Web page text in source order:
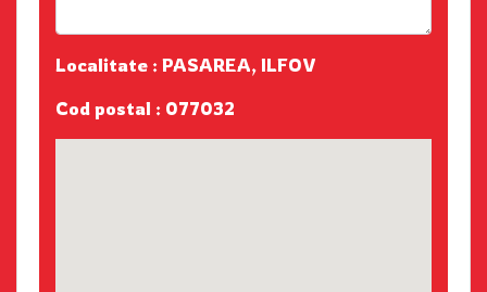
Localitate : PASAREA, ILFOV
Cod postal : 077032